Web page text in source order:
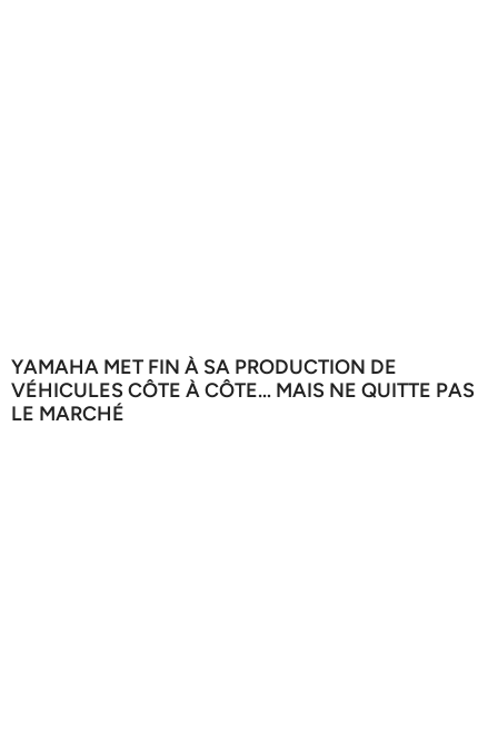
YAMAHA MET FIN À SA PRODUCTION DE
VÉHICULES CÔTE À CÔTE… MAIS NE QUITTE PAS
LE MARCHÉ